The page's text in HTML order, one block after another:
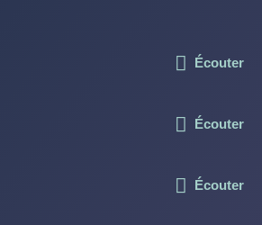
Écouter
Écouter
Écouter